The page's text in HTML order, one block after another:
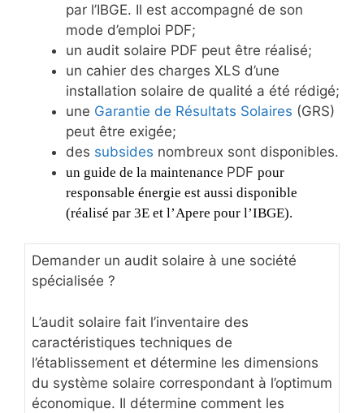
par l’IBGE. Il est accompagné de son
mode d’emploi PDF;
un audit solaire PDF peut être réalisé;
un cahier des charges XLS d’une
installation solaire de qualité a été rédigé;
une Garantie de Résultats Solaires (GRS)
peut être exigée;
des subsides nombreux sont disponibles.
un guide de la maintenance PDF pour
responsable énergie est aussi disponible
(réalisé par 3E et l’Apere pour l’IBGE).
Demander un audit solaire à une société
spécialisée ?
L’audit solaire fait l’inventaire des
caractéristiques techniques de
l’établissement et détermine les dimensions
du système solaire correspondant à l’optimum
économique. Il détermine comment les